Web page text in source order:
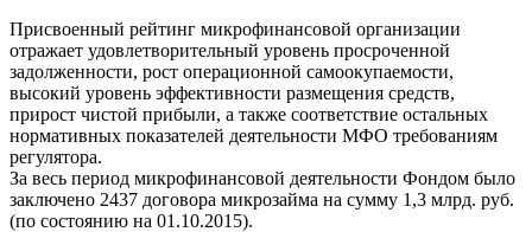
Присвоенный рейтинг микрофинансовой организации
отражает удовлетворительный уровень просроченной
задолженности, рост операционной самоокупаемости,
высокий уровень эффективности размещения средств,
прирост чистой прибыли, а также соответствие остальных
нормативных показателей деятельности МФО требованиям
регулятора.
За весь период микрофинансовой деятельности Фондом было
заключено 2437 договора микрозайма на сумму 1,3 млрд. руб.
(по состоянию на 01.10.2015).